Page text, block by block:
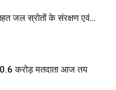
जल स्रोतों के संरक्षण एवं…
करोड़ मतदाता आज तय